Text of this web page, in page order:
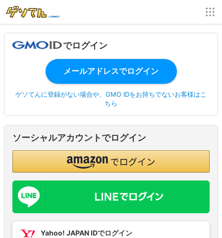
でログイン
ゲソてんに登録がない場合や、GMO IDをお持ちでないお客様はこ
ちら
ソーシャルアカウントでログイン
Yahoo! JAPAN IDでログイン